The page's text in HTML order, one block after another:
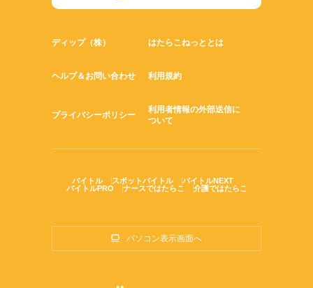
ディップ（株） はたらこねっととは
ヘルプ＆お問い合わせ 利用規約
プライバシーポリシー
利用者情報の外部送信に
ついて
バイトル スポットバイトル
バイトルNEXT
バイトルPRO
ナースではたらこ 介護ではたらこ
パソコン表示画面へ